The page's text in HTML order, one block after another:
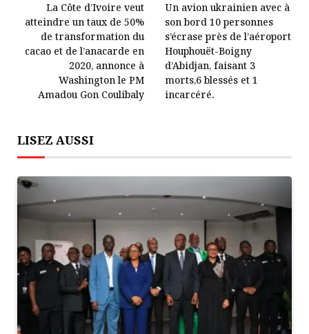
La Côte d’Ivoire veut
atteindre un taux de 50%
de transformation du
cacao et de l’anacarde en
2020, annonce à
Washington le PM
Amadou Gon Coulibaly
Un avion ukrainien avec à
son bord 10 personnes
s’écrase près de l’aéroport
Houphouët-Boigny
d’Abidjan, faisant 3
morts,6 blessés et 1
incarcéré.
LISEZ AUSSI